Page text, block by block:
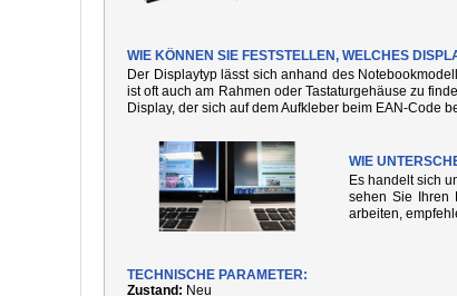
WIE KÖNNEN SIE FESTSTELLEN, WELCHES
Der Displaytyp lässt sich anhand des
ist oft auch am Rahmen oder Tastaturgehäuse zu
Display, der sich auf dem Aufkleber beim EAN-Code
WIE
Es handelt sich
sehen Sie Ihren
arbeiten,
TECHNISCHE PARAMETER:
Zustand: Neu